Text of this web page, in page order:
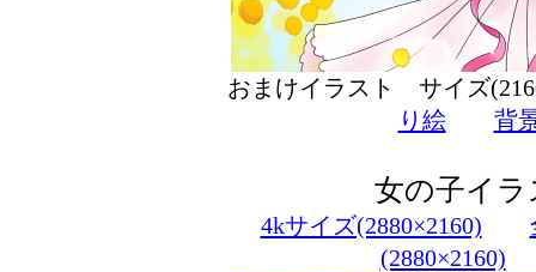
おまけイラスト サイズ
り絵
背
女の子イ
4kサイズ(2880×2160)
(2880×2160)